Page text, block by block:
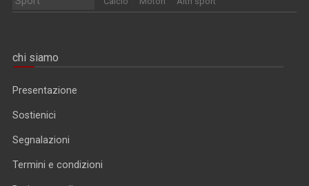
chi siamo
Presentazione
Sostienici
Segnalazioni
Termini e condizioni